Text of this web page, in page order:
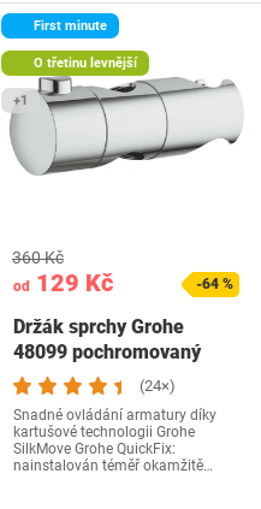
First minute
O třetinu levnější
+1
od 129 Kč
360 Kč
-64 %
Držák sprchy Grohe
48099 pochromovaný
(24×)
Snadné ovládání armatury díky
kartušové technologii Grohe
SilkMove Grohe QuickFix:
nainstalován téměř okamžitě…